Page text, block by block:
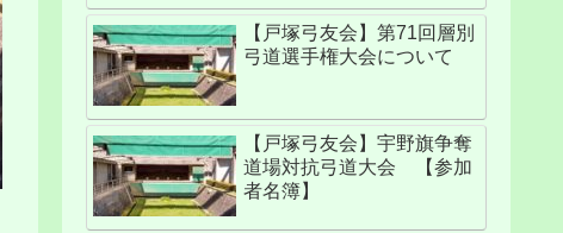
【戸塚弓友会】第71回層別
弓道選手権大会について
【戸塚弓友会】宇野旗争奪
道場対抗弓道大会 【参加
者名簿】